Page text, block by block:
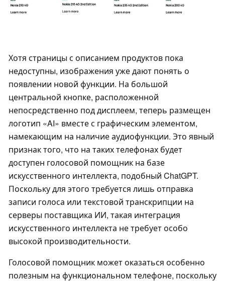
Хотя страницы с описанием продуктов пока
недоступны, изображения уже дают понять о
появлении новой функции. На большой
центральной кнопке, расположенной
непосредственно под дисплеем, теперь размещен
логотип «AI» вместе с графическим элементом,
намекающим на наличие аудиофункции. Это явный
признак того, что на таких телефонах будет
доступен голосовой помощник на базе
искусственного интеллекта, подобный ChatGPT.
Поскольку для этого требуется лишь отправка
записи голоса или текстовой транскрипции на
серверы поставщика ИИ, такая интеграция
искусственного интеллекта не требует особо
высокой производительности.
Голосовой помощник может оказаться особенно
полезным на функциональном телефоне, поскольку